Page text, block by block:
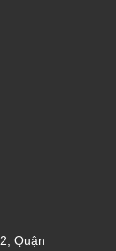
Quận